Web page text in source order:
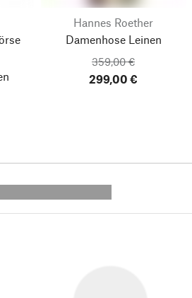
Hannes Roether
Damenhose Leinen
359,00 €
299,00 €